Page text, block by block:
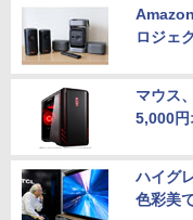
ロジェ
マウス
5,000円
ハイグ
色彩美